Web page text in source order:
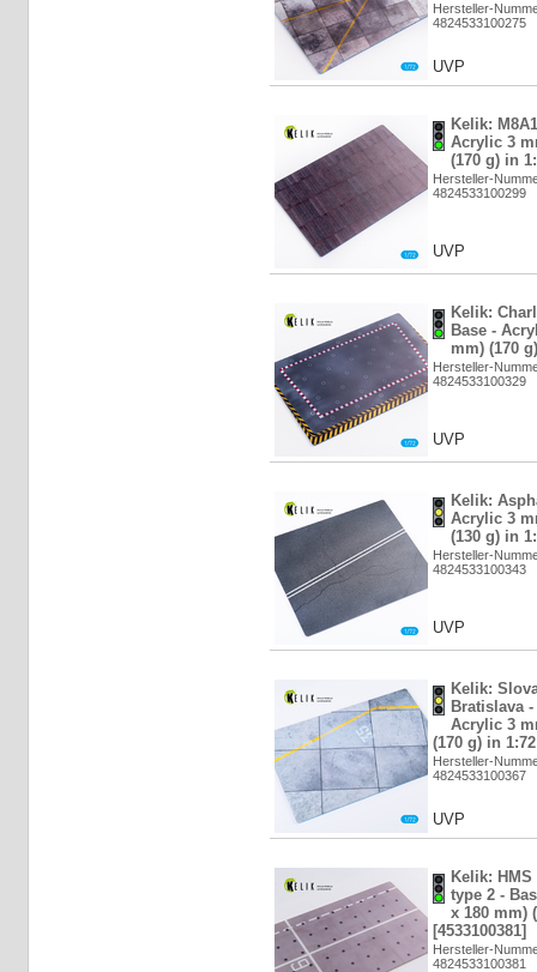
Hersteller-
4824533100275
UVP
Kelik:
Acrylic 3
(170 g) in
Hersteller-
4824533100299
UVP
Kelik:
Base -
mm) (170
Hersteller-
4824533100329
UVP
Kelik:
Acrylic 3
(130 g) in
Hersteller-
4824533100343
UVP
Kelik:
Bratislava
Acrylic 3
(170 g) in
Hersteller-
4824533100367
UVP
Kelik:
type 2 -
x 180 mm)
[4533100381]
Hersteller-
4824533100381